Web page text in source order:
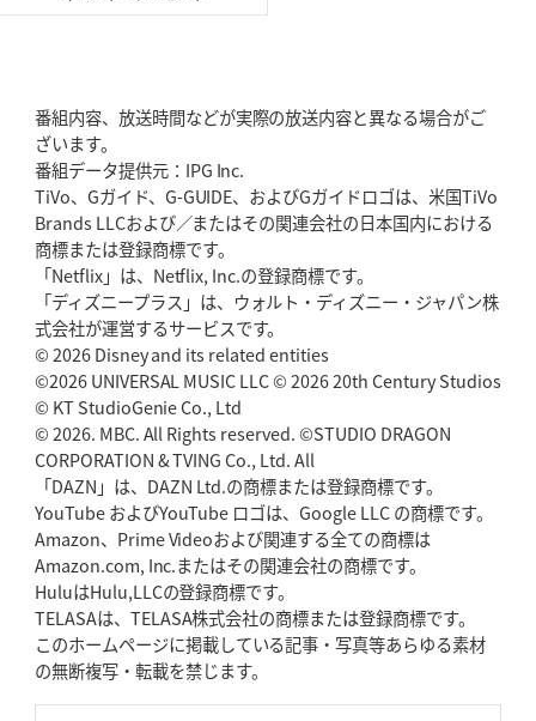
2026年5月21日(木)更新
狭山RG、ライチェル海遥スタッフ入り
ッション
2026年5月14日(木)更新
神戸、1位通過の立役者レタリック
「悲運の闘将」宮地克実氏死去 熱血指導で埼玉WKの基礎築く
2026年4月30日(木)更新
BR東京、「ユニバーサルデー」の意義「特別からノーマルへ」が最終
ゴール
2026年4月23日(木)更新
元代表ラピース、今季限りで引退「クボタは10年いた自分のホーム」
2026年4月16日(木)更新
BL東京「強化拠点」を「共有財産」に新クラブハウスは「皆に開かれ
た空間」
2026年4月9日(木)更新
番組内容、放送時間などが実際の放送内容と異なる場合がご
ざいます。
番組データ提供元：IPG Inc.
TiVo、Gガイド、G-GUIDE、およびGガイドロゴは、米国TiVo
Brands LLCおよび／またはその関連会社の日本国内における
商標または登録商標です。
「Netflix」は、Netflix, Inc.の登録商標です。
「ディズニープラス」は、ウォルト・ディズニー・ジャパン株
式会社が運営するサービスです。
© 2026 Disney and its related entities
©2026 UNIVERSAL MUSIC LLC © 2026 20th Century Studios
© KT StudioGenie Co., Ltd
© 2026. MBC. All Rights reserved. ©STUDIO DRAGON
CORPORATION & TVING Co., Ltd. All
「DAZN」は、DAZN Ltd.の商標または登録商標です。
YouTube およびYouTube ロゴは、Google LLC の商標です。
Amazon、Prime Videoおよび関連する全ての商標は
Amazon.com, Inc.またはその関連会社の商標です。
HuluはHulu,LLCの登録商標です。
TELASAは、TELASA株式会社の商標または登録商標です。
このホームページに掲載している記事・写真等あらゆる素材
の無断複写・転載を禁じます。